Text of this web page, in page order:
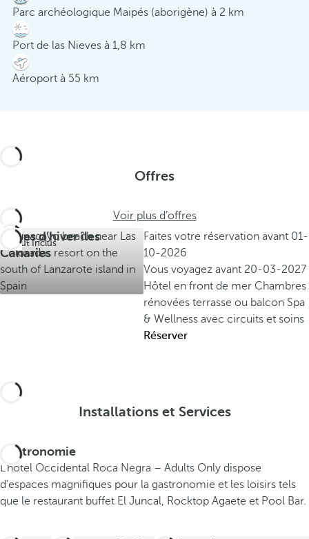
Parc archéologique Maipés (aborigène) à 2 km
Port de las Nieves à 1,8 km
Aéroport à 55 km
Offres
Voir plus d’offres
Offres d’hiver îles
Canaries
Tout Inclus
Faites votre réservation avant 01-
10-2026
Vous voyagez avant 20-03-2027
Hôtel en front de mer Chambres
rénovées terrasse ou balcon Spa
& Wellness avec circuits et soins
Réserver
Installations et Services
Gastronomie
L’hôtel Occidental Roca Negra – Adults Only dispose
d’espaces magnifiques pour la gastronomie et les loisirs tels
que le restaurant buffet El Juncal, Rocktop Agaete et Pool Bar.